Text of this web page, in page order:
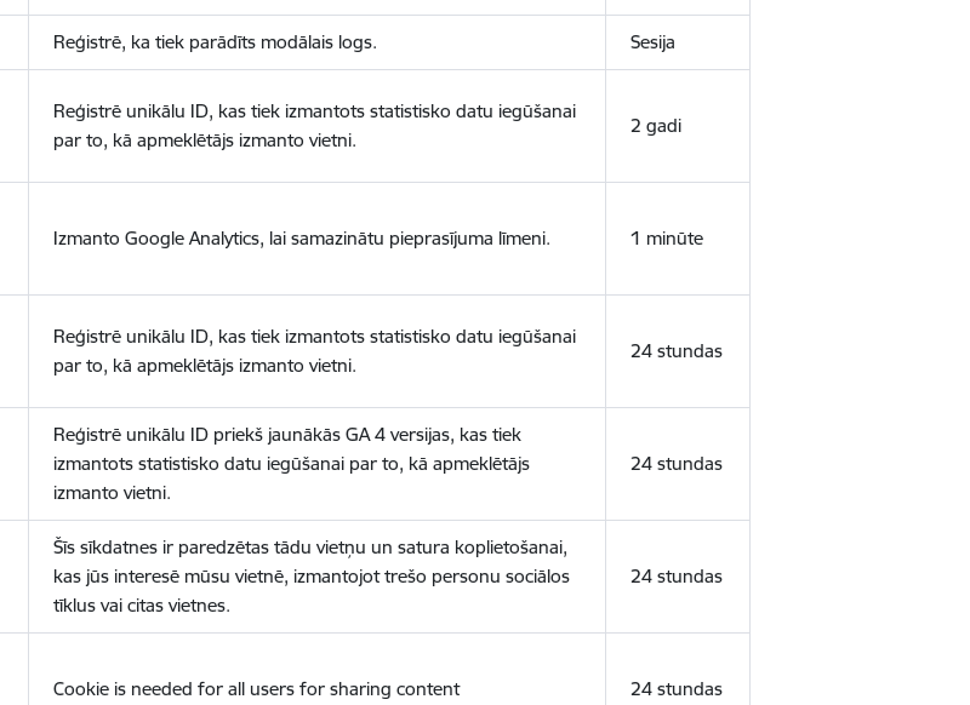
Reģistrē, ka tiek parādīts modālais logs. Sesija
Reģistrē unikālu ID, kas tiek izmantots statistisko datu iegūšanai
par to, kā apmeklētājs izmanto vietni.
2 gadi
Izmanto Google Analytics, lai samazinātu pieprasījuma līmeni. 1 minūte
Reģistrē unikālu ID, kas tiek izmantots statistisko datu iegūšanai
par to, kā apmeklētājs izmanto vietni.
24 stundas
Reģistrē unikālu ID priekš jaunākās GA 4 versijas, kas tiek
izmantots statistisko datu iegūšanai par to, kā apmeklētājs
izmanto vietni.
24 stundas
Šīs sīkdatnes ir paredzētas tādu vietņu un satura koplietošanai,
kas jūs interesē mūsu vietnē, izmantojot trešo personu sociālos
tīklus vai citas vietnes.
24 stundas
Cookie is needed for all users for sharing content 24 stundas